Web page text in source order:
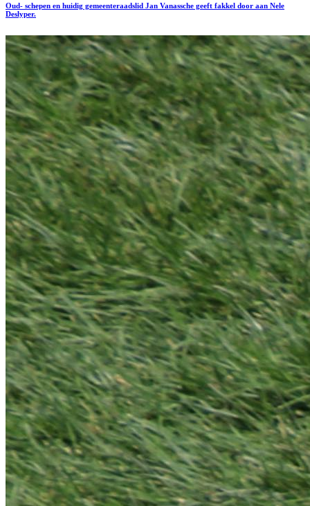
Oud- schepen en huidig gemeenteraadslid Jan Vanassche geeft fakkel door aan Nele
Deslyper.